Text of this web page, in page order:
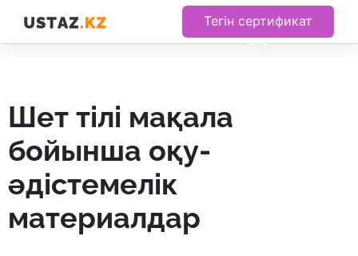
Тегін сертификат
алу
шет тілі мақала
бойынша оқу-
әдістемелік
материалдар